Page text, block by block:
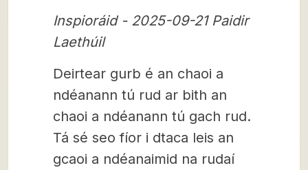
Inspioráid - 2025-09-21 Paidir
Laethúil
Deirtear gurb é an chaoi a
ndéanann tú rud ar bith an
chaoi a ndéanann tú gach rud.
Tá sé seo fíor i dtaca leis an
gcaoi a ndéanaimid na rudaí